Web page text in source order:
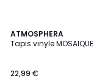
ATMOSPHERA
Tapis vinyle MOSAIQUE
22,99 €